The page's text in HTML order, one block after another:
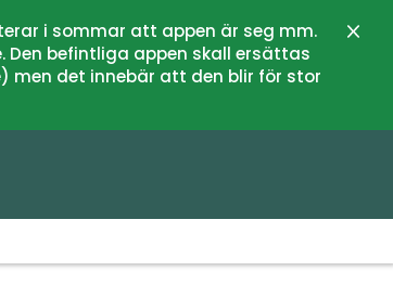
i sommar att appen är seg mm.
befintliga appen skall ersättas
men det innebär att den blir för stor